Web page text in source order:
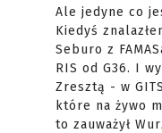
Ale jedyne co
Kiedyś
Seburo z
RIS od G36. I
Zresztą - w
które na żywo
to zauważył